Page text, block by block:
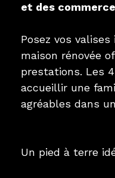
et des
Posez vos
maison rénovée
prestations. Les
accueillir une
agréables dans
Un pied à terre